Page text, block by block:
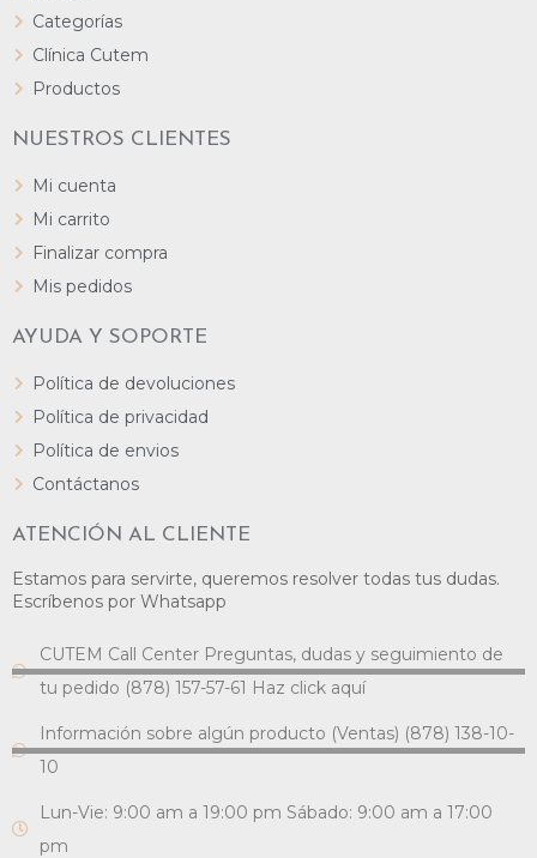
Categorías
Clínica Cutem
Productos
NUESTROS CLIENTES
Mi cuenta
Mi carrito
Finalizar compra
Mis pedidos
AYUDA Y SOPORTE
Política de devoluciones
Política de privacidad
Política de envios
Contáctanos
ATENCIÓN AL CLIENTE
Estamos para servirte, queremos resolver todas tus dudas.
Escríbenos por Whatsapp
CUTEM Call Center Preguntas, dudas y seguimiento de
tu pedido (878) 157-57-61 Haz click aquí
Información sobre algún producto (Ventas) (878) 138-10-
10
Lun-Vie: 9:00 am a 19:00 pm Sábado: 9:00 am a 17:00
pm